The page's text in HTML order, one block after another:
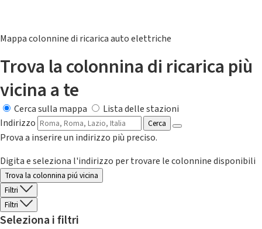
Mappa colonnine di ricarica auto elettriche
Trova la colonnina di ricarica più
vicina a te
Cerca sulla mappa
Lista delle stazioni
Indirizzo
Cerca
Prova a inserire un indirizzo più preciso.
Digita e seleziona l'indirizzo per trovare le colonnine disponibili
Trova la colonnina piú vicina
Filtri
Filtri
Seleziona i filtri